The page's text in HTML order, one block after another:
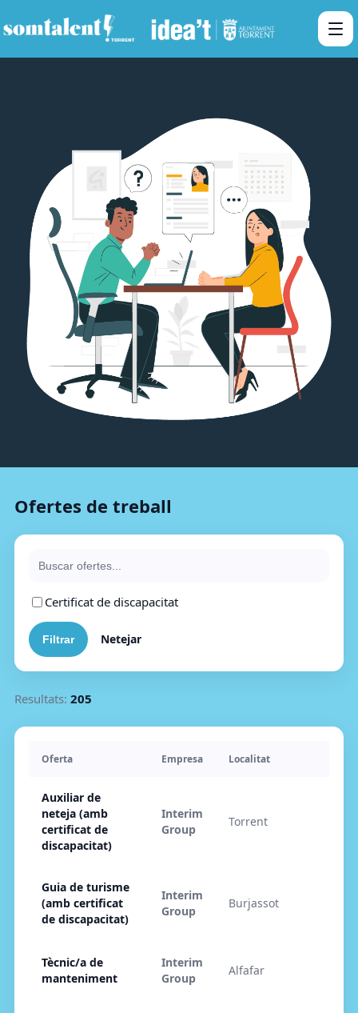
Ofertes de treball
Certificat de discapacitat
Netejar
Resultats: 205
Oferta Empresa Localitat
Auxiliar de
neteja (amb
certificat de
discapacitat)
Interim
Group
Torrent
Guia de turisme
(amb certificat
de discapacitat)
Interim
Group
Burjassot
Tècnic/a de
manteniment
Interim
Group
Alfafar